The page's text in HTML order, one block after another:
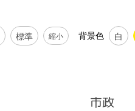
標準 縮小 背景色 白
市政